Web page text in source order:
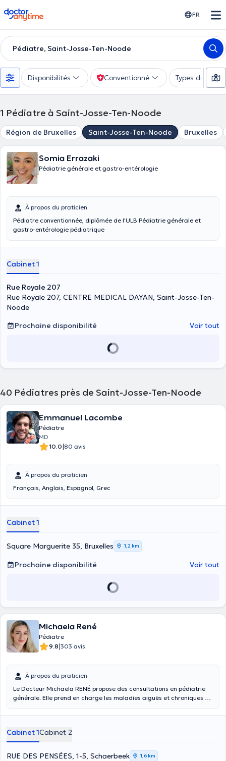
doctoranytime FR
Pédiatre, Saint-Josse-Ten-Noode
Disponibilités Conventionné Types de
1 Pédiatre à Saint-Josse-Ten-Noode
Région de Bruxelles Saint-Josse-Ten-Noode Bruxelles
Somia Errazaki
Pédiatrie générale et gastro-entérologie
À propos du praticien
Pédiatre conventionnée, diplômée de l'ULB Pédiatrie générale et
gastro-entérologie pédiatrique
Cabinet 1
Rue Royale 207
Rue Royale 207, CENTRE MEDICAL DAYAN, Saint-Josse-Ten-
Noode
Prochaine disponibilité
Voir tout
40 Pédiatres près de Saint-Josse-Ten-Noode
Emmanuel Lacombe
Pédiatre
MD
10.0|80 avis
À propos du praticien
Français, Anglais, Espagnol, Grec
Cabinet 1
Square Marguerite 35, Bruxelles 1,2 km
Prochaine disponibilité Voir tout
Michaela René
Pédiatre
9.8|303 avis
À propos du praticien
Le Docteur Michaela RENÉ propose des consultations en pédiatrie
générale. Elle prend en charge les maladies aiguës et chroniques de
(psycho-moteur, vaccination, psycho-social).
Cabinet 1Cabinet 2
RUE DES PENSÉES, 1-5, Schaerbeek 1,6 km